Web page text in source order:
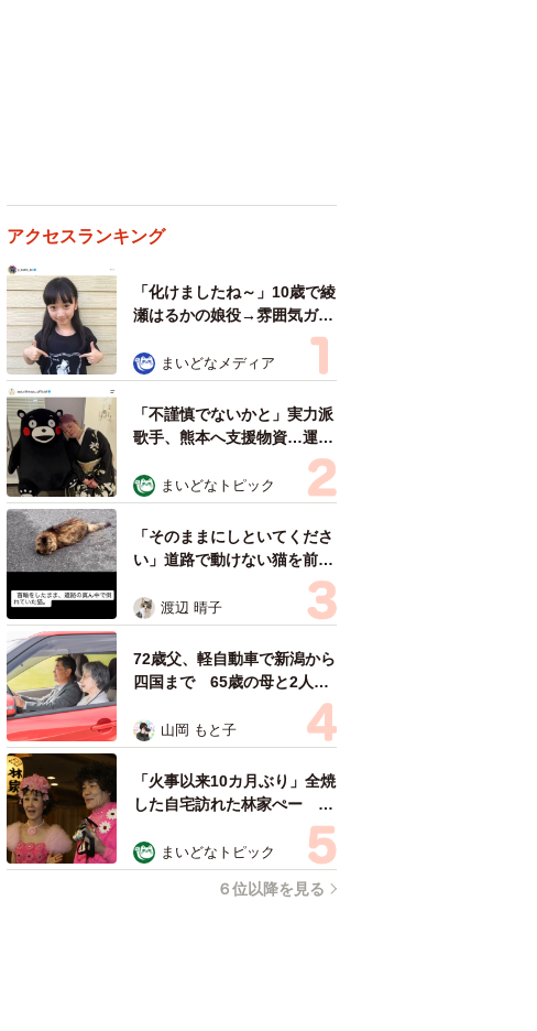
アクセスランキング
「化けましたね～」10歳で綾
瀬はるかの娘役→雰囲気ガラ
リの18歳に成長 「メイクで
雰囲気が」「宝塚に入れそ
う」
まいどなメディア
「不謹慎でないかと」実力派
歌手、熊本へ支援物資…運搬
トラックの車体デザインにた
めらい 「痛いほど伝わる」
「行動され立派」
まいどなトピック
「そのままにしといてくださ
い」道路で動けない猫を前に
返された一言… 懸命に生き
ようとした4日間 「命の重
さはみんな同じ」保護団体代
表の訴え
渡辺 晴子
72歳父、軽自動車で新潟から
四国まで 65歳の母と2人で
3泊4日の旅 パーキングの休
憩まで分刻み… 「大学生で
も組まねえよ！」
山岡 もと子
「火事以来10カ月ぶり」全焼
した自宅訪れた林家ぺー 内
装も壁も取り払われスケルト
ン状態の部屋に呆然
まいどなトピック
６位以降を見る